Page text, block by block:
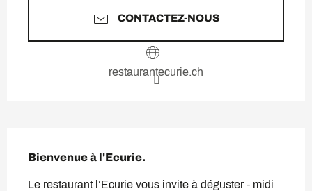
CONTACTEZ-NOUS
restaurantecurie.ch
Bienvenue à l'Ecurie.
Le restaurant l’Ecurie vous invite à déguster - midi